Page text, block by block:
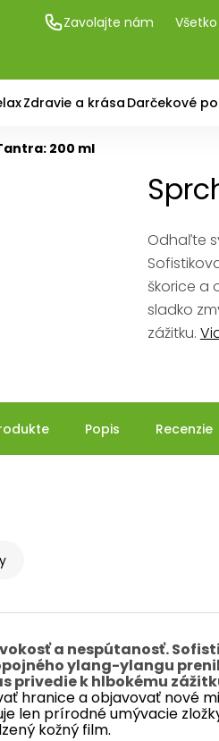
Zavolajte nám
Zdravie a krása Darčekové
200 ml
Odhaľte
škorice a
sladko
zážitku.
Popis Recenzie
a nespútanosť.
ylang-ylangu
privedie k hlbokému
hranice a objavovať nové
len prírodné umývacie
kožný film.